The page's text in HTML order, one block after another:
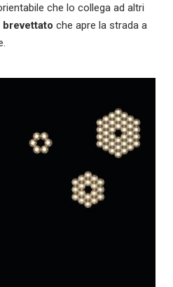
che lo collega ad altri
che apre la strada a